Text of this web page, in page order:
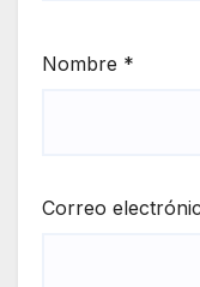
Nombre *
Correo